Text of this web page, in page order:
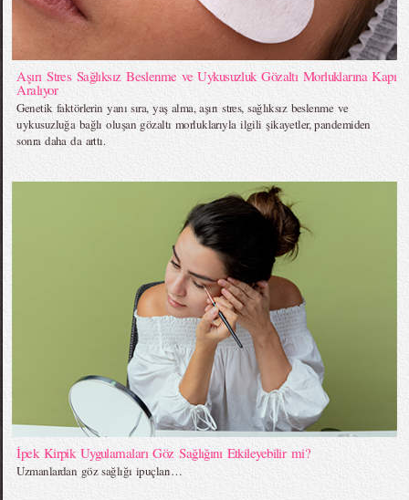
Aşırı Stres Sağlıksız Beslenme ve Uykusuzluk Gözaltı Morluklarına Kapı
Aralıyor
Genetik faktörlerin yanı sıra, yaş alma, aşırı stres, sağlıksız beslenme ve
uykusuzluğa bağlı oluşan gözaltı morluklarıyla ilgili şikayetler, pandemiden
sonra daha da arttı.
İpek Kirpik Uygulamaları Göz Sağlığını Etkileyebilir mi?
Uzmanlardan göz sağlığı ipuçları…